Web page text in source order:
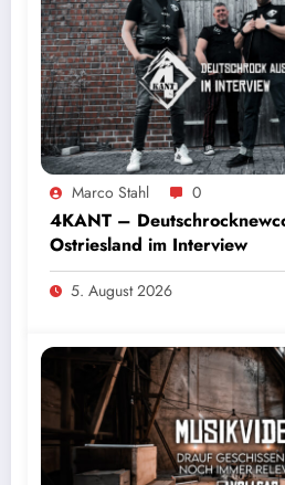
Marco Stahl 0
4KANT –
Ostriesland im Interview
5. August 2026